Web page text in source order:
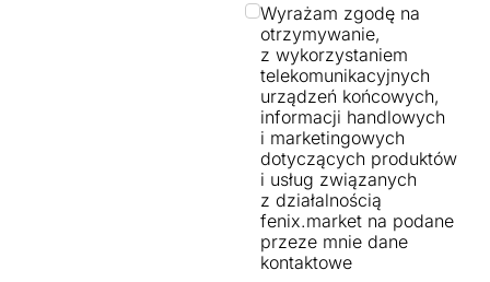
Wyrażam zgodę na
otrzymywanie,
z wykorzystaniem
telekomunikacyjnych
urządzeń końcowych,
informacji handlowych
i marketingowych
dotyczących produktów
i usług związanych
z działalnością
fenix.market na podane
przeze mnie dane
kontaktowe